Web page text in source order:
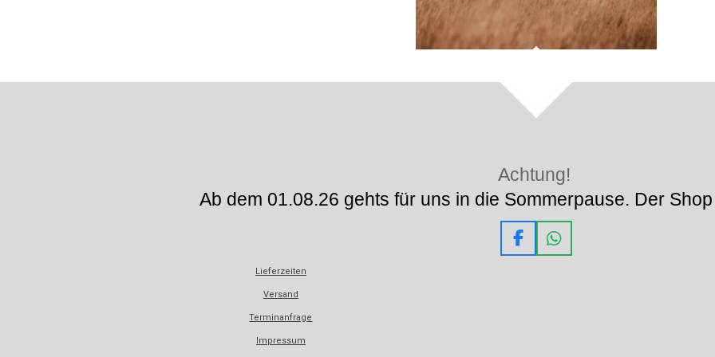
Achtung!
Ab dem 01.08.26 gehts für uns in die Sommerpause. Der
F
a
W
h
Lieferzeiten
Versand
Terminanfrage
Impressum